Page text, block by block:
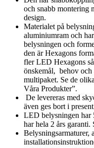
och snabb montering
design.
Materialet på
aluminiumram och
belysningen och
den är Hexagons
fler LED Hexagons
önskemål, behov
multipaket. Se de
Våra Produkter”.
De levereras med
även ges bort i
LED belysningen har
har hela 2 års
Belysningsarmaturer,